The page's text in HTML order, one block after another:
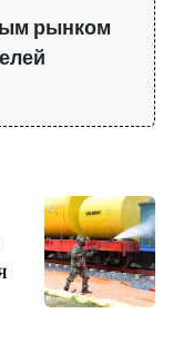
рынком